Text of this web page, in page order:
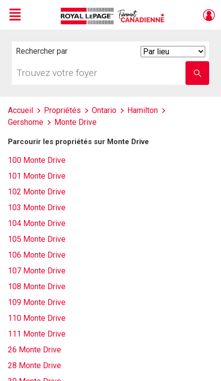
Menu
Rechercher par
votre
nom
Accueil Propriétés Ontario
Hamilton
Gershome
Monte Drive
Parcourir les propriétés sur Monte Drive
100 Monte Drive
101 Monte Drive
102 Monte Drive
103 Monte Drive
104 Monte Drive
105 Monte Drive
106 Monte Drive
107 Monte Drive
108 Monte Drive
109 Monte Drive
110 Monte Drive
111 Monte Drive
26 Monte Drive
28 Monte Drive